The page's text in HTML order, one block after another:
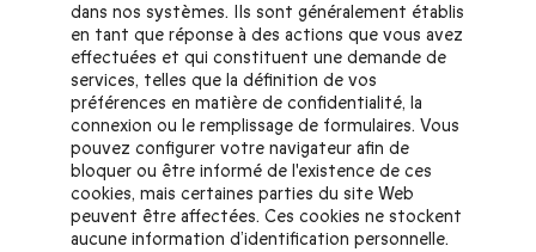
dans nos systèmes. Ils sont généralement établis
en tant que réponse à des actions que vous avez
effectuées et qui constituent une demande de
services, telles que la définition de vos
préférences en matière de confidentialité, la
connexion ou le remplissage de formulaires. Vous
pouvez configurer votre navigateur afin de
bloquer ou être informé de l'existence de ces
cookies, mais certaines parties du site Web
peuvent être affectées. Ces cookies ne stockent
aucune information d’identification personnelle.